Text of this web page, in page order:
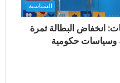
السياسية
البطالة ثمرة
وسياسات حكومية